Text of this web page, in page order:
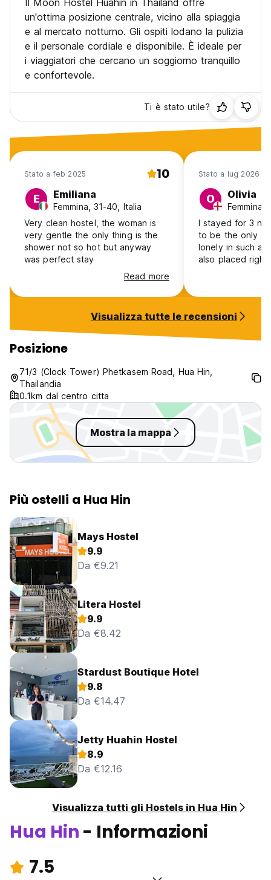
danneggiamento dei vostri effetti personali.
15. Dopo le 22.30 siete pregati di fare silenzio per
rispettare gli ospiti che dormono. (Auto-translated from
original language)
Il Moon Hostel Huahin in Thailand offre
un'ottima posizione centrale, vicino alla spiaggia
e al mercato notturno. Gli ospiti lodano la pulizia
e il personale cordiale e disponibile. È ideale per
i viaggiatori che cercano un soggiorno tranquillo
e confortevole.
Ti è stato utile?
Stato a feb 2025 10
E Emiliana
Femmina, 31-40, Italia
Very clean hostel, the woman is
very gentle the only thing is the
shower not so hot but anyway
was perfect stay
Read more
Stato a lug 2026
O Olivia
Femmina,
I stayed for 3
to be the only
lonely in such a
also placed
of stairs. One
8pm. It felt eerie
disappointing
in the
weren't
season.
Visualizza tutte le recensioni
Posizione
71/3 (Clock Tower) Phetkasem Road, Hua Hin,
Thailandia
0.1km dal centro citta
Mostra la mappa
Più ostelli a Hua Hin
Mays Hostel
9.9
Da €9.21
Litera Hostel
9.9
Da €8.42
Stardust Boutique Hotel
9.8
Da €14.47
Jetty Huahin Hostel
8.9
Da €12.16
Visualizza tutti gli Hostels in Hua Hin
Hua Hin - Informazioni
7.5